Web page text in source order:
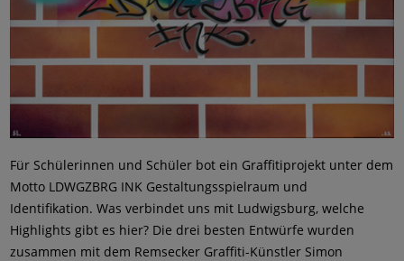
Für Schülerinnen und Schüler bot ein Graffitiprojekt unter dem
Motto LDWGZBRG INK Gestaltungsspielraum und
Identifikation. Was verbindet uns mit Ludwigsburg, welche
Highlights gibt es hier? Die drei besten Entwürfe wurden
zusammen mit dem Remsecker Graffiti-Künstler Simon